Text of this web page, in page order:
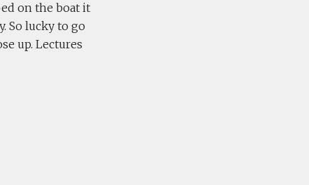
on the boat it
So lucky to go
up. Lectures